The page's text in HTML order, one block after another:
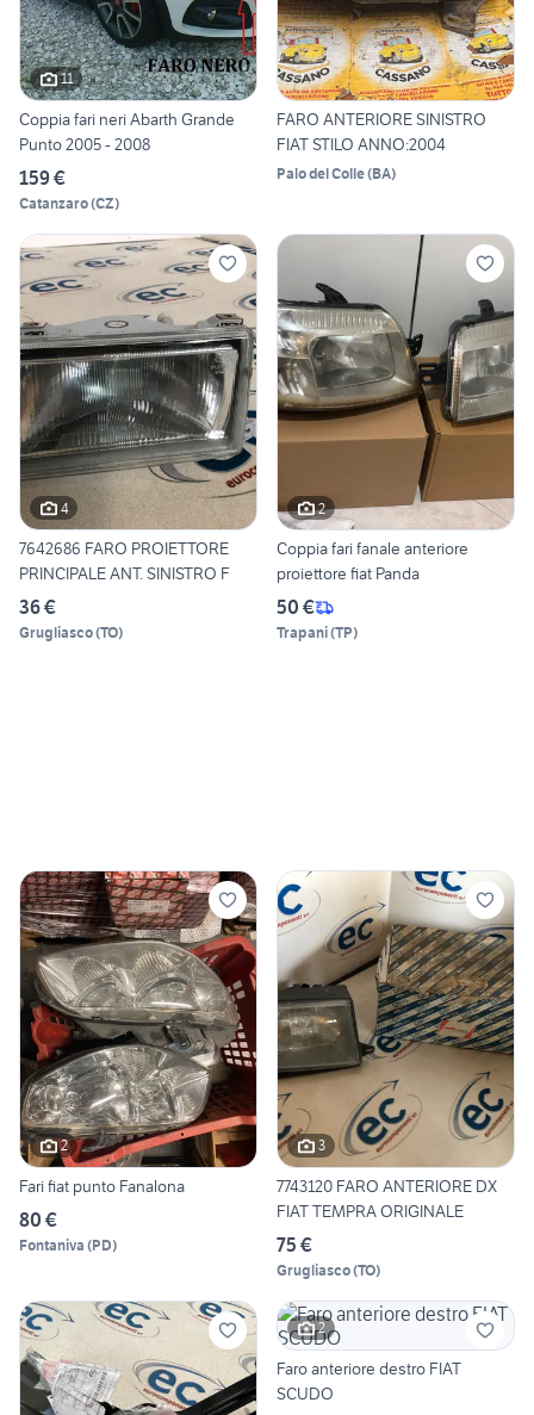
11
Coppia fari neri Abarth Grande
Punto 2005 - 2008
159 €
Catanzaro(CZ)
FARO ANTERIORE SINISTRO
FIAT STILO ANNO:2004
Palo del Colle(BA)
4
7642686 FARO PROIETTORE
PRINCIPALE ANT. SINISTRO F
36 €
Grugliasco(TO)
2
Coppia fari fanale anteriore
proiettore fiat Panda
50 €
Trapani(TP)
2
Fari fiat punto Fanalona
80 €
Fontaniva (PD)
3
7743120 FARO ANTERIORE DX
FIAT TEMPRA ORIGINALE
75 €
Grugliasco(TO)
2
Faro anteriore destro FIAT
SCUDO